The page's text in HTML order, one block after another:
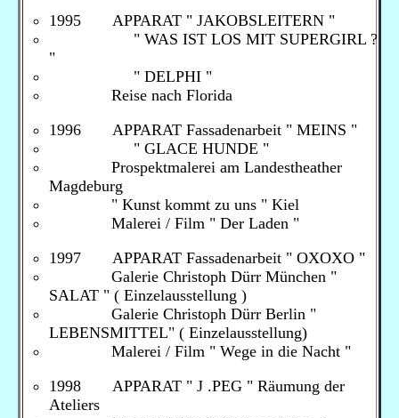
1995 APPARAT " JAKOBSLEITERN "
" WAS IST LOS MIT SUPERGIRL ?
"
" DELPHI "
Reise nach Florida
1996 APPARAT Fassadenarbeit " MEINS "
" GLACE HUNDE "
Prospektmalerei am Landestheather
Magdeburg
" Kunst kommt zu uns " Kiel
Malerei / Film " Der Laden "
1997 APPARAT Fassadenarbeit " OXOXO "
Galerie Christoph Dürr München "
SALAT " ( Einzelausstellung )
Galerie Christoph Dürr Berlin "
LEBENSMITTEL" ( Einzelausstellung)
Malerei / Film " Wege in die Nacht "
1998 APPARAT " J .PEG " Räumung der
Ateliers